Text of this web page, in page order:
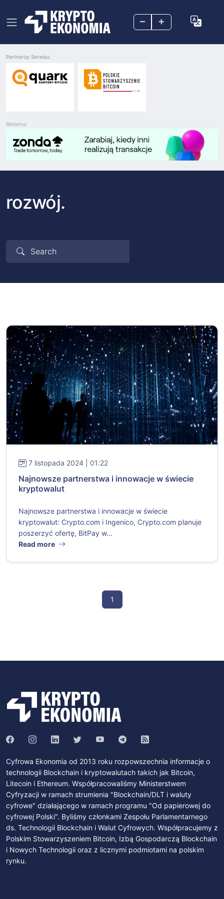
– +
Reklama:
Partnerzy Serwisu:
rozwój.
7 listopada 2024 | 01:22
Najnowsze partnerstwa i innowacje w świecie
kryptowalut
Najnowsze partnerstwa i innowacje w świecie
kryptowalut: Crypto.com i Ingenico, Crypto.com planuje
poszerzyć ofertę, BitPay w...
Read more
1
Cyfrowa Ekonomia od 2013 roku rozpowszechnia informacje o
technologii Blockchain i kryptowalutach takich jak Bitcoin,
Litecoin i Ethereum. Współpracowaliśmy Ministerstwem
Cyfryzacji w ramach strumienia "Blockchain/DLT i waluty
cyfrowe" działającego w ramach programu "Od papierowej do
cyfrowej Polski". Byliśmy członkami Zespołu Parlamentarnego
ds. Technologii Blockchain i Walut Cyfrowych. Współpracujemy z
Polskim Stowarzyszeniem Bitcoin, Izbą Gospodarczą Blockchain
i Nowych Technologii oraz z licznymi podmiotami na polskim
rynku.